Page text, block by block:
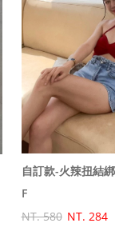
自訂款-火辣扭結
F
NT. 580 NT. 284